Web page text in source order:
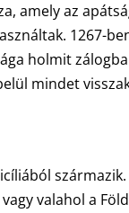
amely az
1267-
holmit
mindet
valahol a